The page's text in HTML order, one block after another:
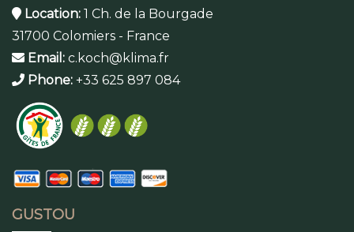
Location: 1 Ch. de la Bourgade
31700 Colomiers - France
Email: c.koch@klima.fr
Phone: +33 625 897 084
GUSTOU